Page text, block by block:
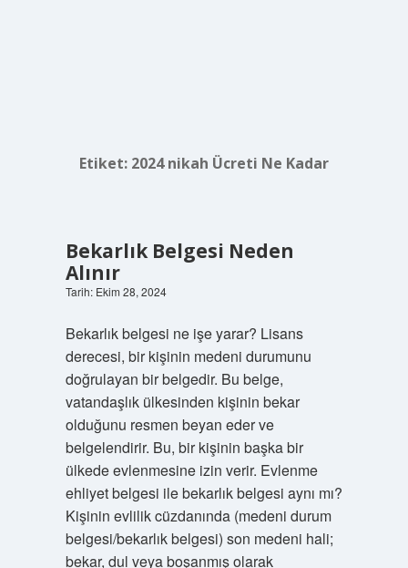
Etiket: 2024 nikah Ücreti Ne Kadar
Bekarlık Belgesi Neden
Alınır
Tarih: Ekim 28, 2024
Bekarlık belgesi ne işe yarar? Lisans
derecesi, bir kişinin medeni durumunu
doğrulayan bir belgedir. Bu belge,
vatandaşlık ülkesinden kişinin bekar
olduğunu resmen beyan eder ve
belgelendirir. Bu, bir kişinin başka bir
ülkede evlenmesine izin verir. Evlenme
ehliyet belgesi ile bekarlık belgesi aynı mı?
Kişinin evlilik cüzdanında (medeni durum
belgesi/bekarlık belgesi) son medeni hali;
bekar, dul veya boşanmış olarak